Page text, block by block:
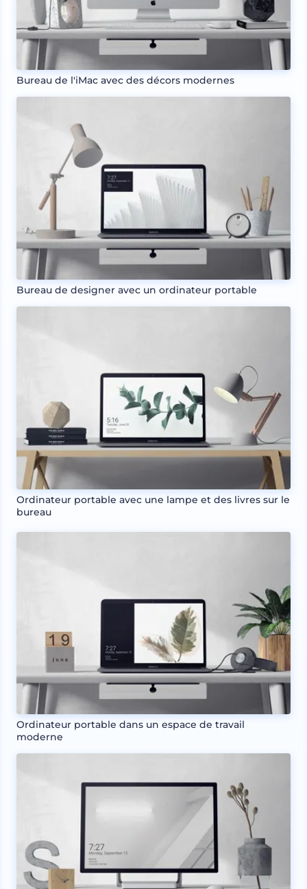
Bureau de l'iMac avec des décors modernes
Bureau de designer avec un ordinateur portable
Ordinateur portable avec une lampe et des livres sur le
bureau
Ordinateur portable dans un espace de travail
moderne